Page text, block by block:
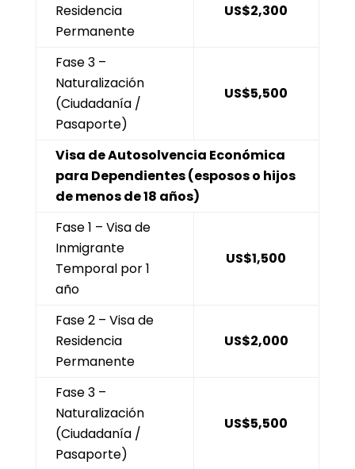
Residencia
Permanente
US$2,300
Fase 3 –
Naturalización
(Ciudadanía /
Pasaporte)
US$5,500
Visa de Autosolvencia Económica
para Dependientes (esposos o hijos
de menos de 18 años)
Fase 1 – Visa de
Inmigrante
Temporal por 1
año
US$1,500
Fase 2 – Visa de
Residencia
Permanente
US$2,000
Fase 3 –
Naturalización
(Ciudadanía /
Pasaporte)
US$5,500